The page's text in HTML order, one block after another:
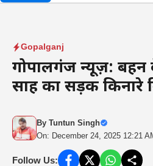
Gopalganj
गोपालगंज न्यूज़: बहन के
साह का सड़क किनारे
By Tuntun Singh
On: December 24, 2025 12:21
Follow Us: